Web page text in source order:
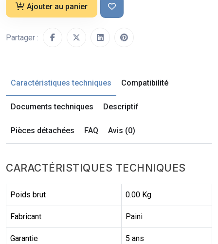
Ajouter au panier
Partager :
Caractéristiques techniques Compatibilité
Documents techniques Descriptif
Pièces détachées FAQ Avis (0)
CARACTÉRISTIQUES TECHNIQUES
Poids brut 0.00 Kg
Fabricant Paini
Garantie 5 ans